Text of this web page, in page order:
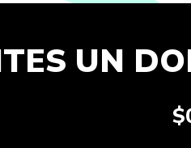
UN